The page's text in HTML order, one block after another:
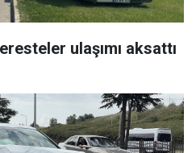
ulaşımı aksattı